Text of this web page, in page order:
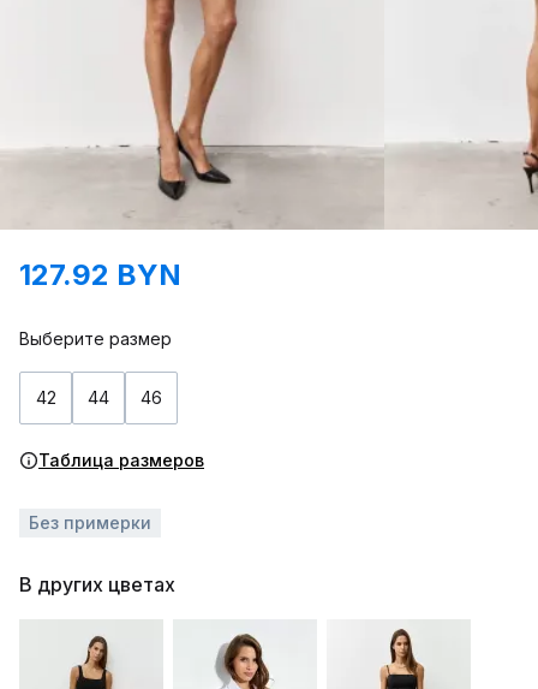
127.92 BYN
Выберите размер
42 44 46
Таблица размеров
Без примерки
В других цветах